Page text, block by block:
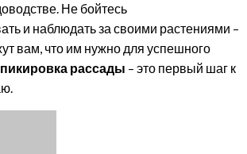
Не бойтесь
и наблюдать за своими растениями –
вам, что им нужно для успешного
рассады – это первый шаг к